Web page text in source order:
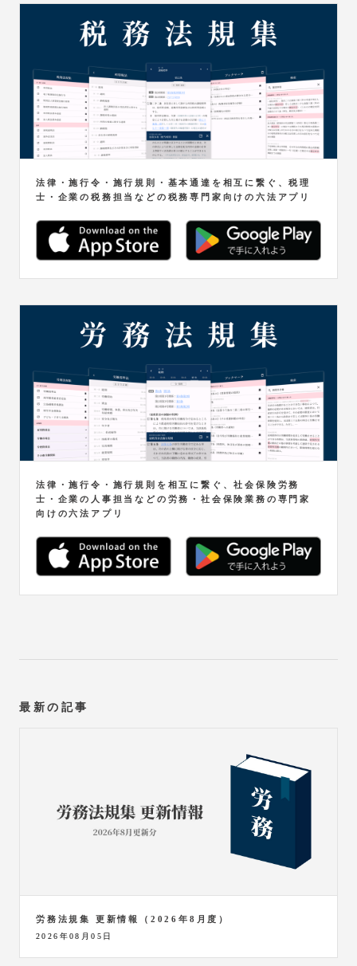
法律・施行令・施行規則・基本通達を相互に繋ぐ、税理
士・企業の税務担当などの税務専門家向けの六法アプリ
法律・施行令・施行規則を相互に繋ぐ、社会保険労務
士・企業の人事担当などの労務・社会保険業務の専門家
向けの六法アプリ
最新の記事
労務法規集 更新情報（2026年8月度）
2026年08月05日